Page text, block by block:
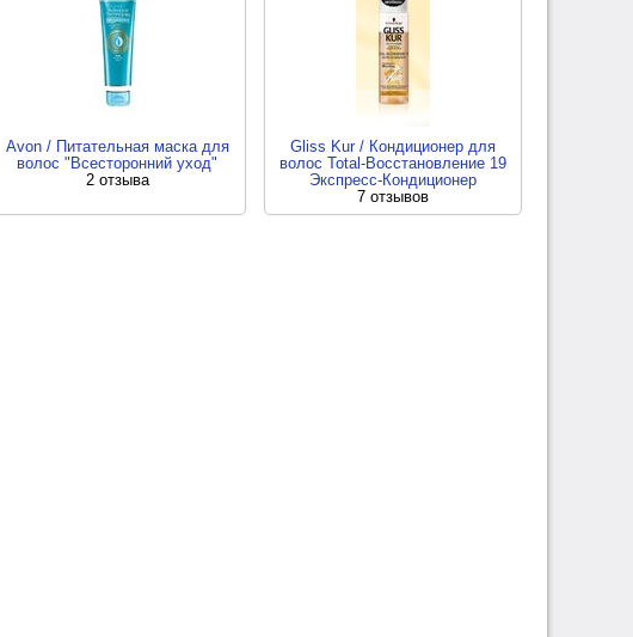
Avon / Питательная маска для
волос "Всесторонний уход"
2 отзыва
Gliss Kur / Кондиционер для
волос Total-Восстановление 19
Экспресс-Кондиционер
7 отзывов